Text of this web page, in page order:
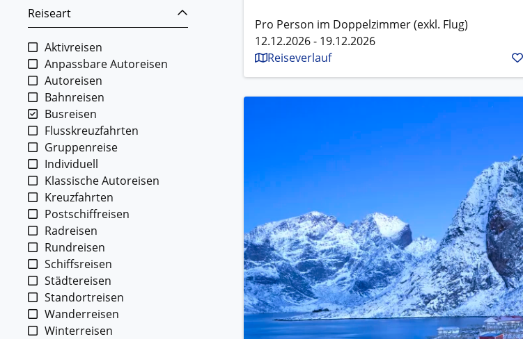
Reiseart
Aktivreisen
Anpassbare Autoreisen
Autoreisen
Bahnreisen
Busreisen
Flusskreuzfahrten
Gruppenreise
Individuell
Klassische Autoreisen
Kreuzfahrten
Postschiffreisen
Radreisen
Rundreisen
Schiffsreisen
Städtereisen
Standortreisen
Wanderreisen
Winterreisen
Pro Person im Doppelzimmer (exkl. Flug)
12.12.2026 - 19.12.2026
Reiseverlauf